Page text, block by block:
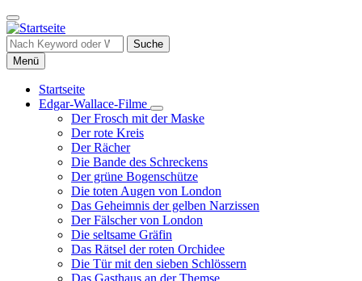
Direkt
zum
Inhalt
Suche
Menü
Hauptnavigation
Startseite
Edgar-Wallace-Filme
Unternavigation
von
Filme
Der Frosch mit der Maske
Der rote Kreis
Der Rächer
Die Bande des Schreckens
Der grüne Bogenschütze
Die toten Augen von London
Das Geheimnis der gelben Narzissen
Der Fälscher von London
Die seltsame Gräfin
Das Rätsel der roten Orchidee
Die Tür mit den sieben Schlössern
Das Gasthaus an der Themse